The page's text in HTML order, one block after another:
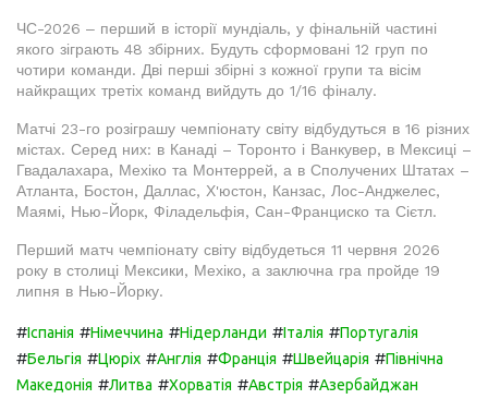
ЧС-2026 ‒ перший в історії мундіаль, у фінальній частині
якого зіграють 48 збірних. Будуть сформовані 12 груп по
чотири команди. Дві перші збірні з кожної групи та вісім
найкращих третіх команд вийдуть до 1/16 фіналу.
Матчі 23-го розіграшу чемпіонату світу відбудуться в 16 різних
містах. Серед них: в Канаді – Торонто і Ванкувер, в Мексиці –
Гвадалахара, Мехіко та Монтеррей, а в Сполучених Штатах –
Атланта, Бостон, Даллас, Х'юстон, Канзас, Лос-Анджелес,
Маямі, Нью-Йорк, Філадельфія, Сан-Франциско та Сієтл.
Перший матч чемпіонату світу відбудеться 11 червня 2026
року в столиці Мексики, Мехіко, а заключна гра пройде 19
липня в Нью-Йорку.
#Іспанія #Німеччина #Нідерланди #Італія #Португалія
#Бельгія #Цюріх #Англія #Франція #Швейцарія #Північна
Македонія #Литва #Хорватія #Австрія #Азербайджан